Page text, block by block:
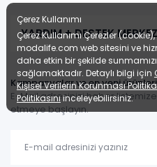
YARDIM + DESTEK
Kampanyalar ve en yeni
E-Mail adresinizi haber
etmeye başlayın.
Çerez Kullanımı
Çerez Kullanımı Çerezler (cookie),
modalife.com web sitesini ve
daha etkin bir şekilde sunmamızı
sağlamaktadır. Detaylı bilgi için
Kişisel Verilerin Korunması
Politikasınıinceleyebilirsiniz.